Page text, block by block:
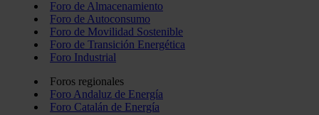
Foro de Almacenamiento
Foro de Autoconsumo
Foro de Movilidad Sostenible
Foro de Transición Energética
Foro Industrial
Foros regionales
Foro Andaluz de Energía
Foro Catalán de Energía